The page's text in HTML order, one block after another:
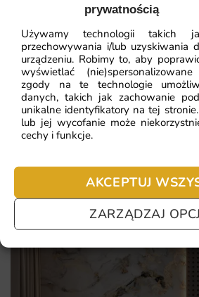
prywatnością
Używamy technologii
przechowywania i/lub uzyskiwania
urządzeniu. Robimy to, aby
wyświetlać
zgody na te technologie
danych, takich jak zachowanie
unikalne identyfikatory na tej
lub jej wycofanie może
cechy i funkcje.
AKCEPTUJ
ZARZĄDZAJ
Stylowy kolorystyka dopasowana do
klasycznych aranżacji
Możliwość czyszczenia wilgotną
Dekoracyjny motyw, który nadaje
charakteru
Matowa powierzchnia bez refleksów
ZOBACZ
Najczęściej zadawane
Pomagamy i doradzamy przy
nie chcesz czekać – sprawdź